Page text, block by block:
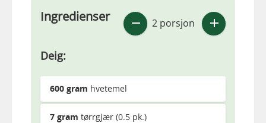
Ingredienser 2 porsjon
Deig:
600 gram hvetemel
7 gram tørrgjær (0.5 pk.)